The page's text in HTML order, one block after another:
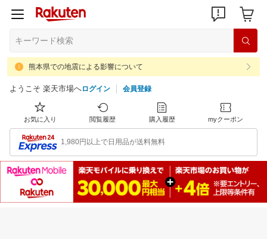
熊本県での地震による影響について
ようこそ 楽天市場へログイン 会員登録
お気に入り 閲覧履歴 購入履歴 myクーポン
1,980円以上で日用品が送料無料